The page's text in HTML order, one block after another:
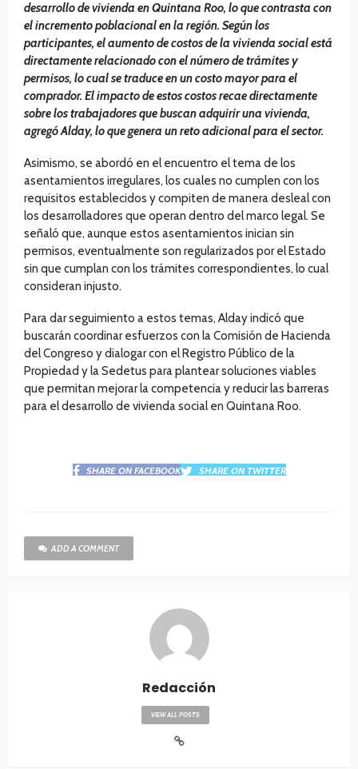
desarrollo de vivienda en Quintana Roo, lo que contrasta con
el incremento poblacional en la región. Según los
participantes, el aumento de costos de la vivienda social está
directamente relacionado con el número de trámites y
permisos, lo cual se traduce en un costo mayor para el
comprador. El impacto de estos costos recae directamente
sobre los trabajadores que buscan adquirir una vivienda,
agregó Alday, lo que genera un reto adicional para el sector.
Asimismo, se abordó en el encuentro el tema de los
asentamientos irregulares, los cuales no cumplen con los
requisitos establecidos y compiten de manera desleal con
los desarrolladores que operan dentro del marco legal. Se
señaló que, aunque estos asentamientos inician sin
permisos, eventualmente son regularizados por el Estado
sin que cumplan con los trámites correspondientes, lo cual
consideran injusto.
Para dar seguimiento a estos temas, Alday indicó que
buscarán coordinar esfuerzos con la Comisión de Hacienda
del Congreso y dialogar con el Registro Público de la
Propiedad y la Sedetus para plantear soluciones viables
que permitan mejorar la competencia y reducir las barreras
para el desarrollo de vivienda social en Quintana Roo.
SHARE ON FACEBOOK SHARE ON TWITTER
ADD A COMMENT
Redacción
VIEW ALL POSTS